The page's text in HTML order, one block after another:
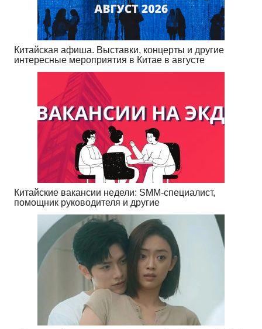
Китайская афиша. Выставки, концерты и другие
интересные мероприятия в Китае в августе
Китайские вакансии недели: SMM-специалист,
помощник руководителя и другие